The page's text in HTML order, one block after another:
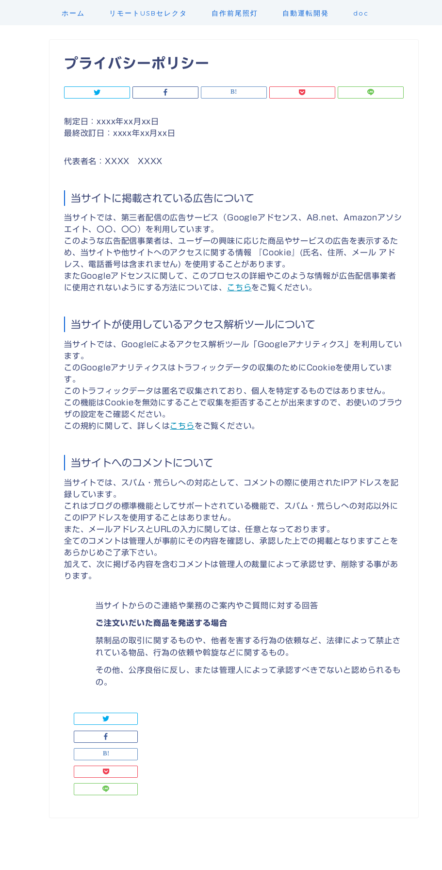
ホーム リモートUSBセレクタ 自作前尾照灯 自動運転開発 doc
プライバシーポリシー
制定日：xxxx年xx月xx日
最終改訂日：xxxx年xx月xx日
代表者名：XXXX XXXX
当サイトに掲載されている広告について
当サイトでは、第三者配信の広告サービス（Googleアドセンス、A8.net、Amazonアソシ
エイト、〇〇、〇〇）を利用しています。
このような広告配信事業者は、ユーザーの興味に応じた商品やサービスの広告を表示するた
め、当サイトや他サイトへのアクセスに関する情報 『Cookie』(氏名、住所、メール アド
レス、電話番号は含まれません) を使用することがあります。
またGoogleアドセンスに関して、このプロセスの詳細やこのような情報が広告配信事業者
に使用されないようにする方法については、
こちらをご覧ください。
当サイトが使用しているアクセス解析ツールについて
当サイトでは、Googleによるアクセス解析ツール「Googleアナリティクス」を利用してい
ます。
このGoogleアナリティクスはトラフィックデータの収集のためにCookieを使用していま
す。
このトラフィックデータは匿名で収集されており、個人を特定するものではありません。
この機能はCookieを無効にすることで収集を拒否することが出来ますので、お使いのブラウ
ザの設定をご確認ください。
この規約に関して、詳しくはこちらをご覧ください。
当サイトへのコメントについて
当サイトでは、スパム・荒らしへの対応として、コメントの際に使用されたIPアドレスを記
録しています。
これはブログの標準機能としてサポートされている機能で、スパム・荒らしへの対応以外に
このIPアドレスを使用することはありません。
また、メールアドレスとURLの入力に関しては、任意となっております。
全てのコメントは管理人が事前にその内容を確認し、承認した上での掲載となりますことを
あらかじめご了承下さい。
加えて、次に掲げる内容を含むコメントは管理人の裁量によって承認せず、削除する事があ
ります。
当サイトからのご連絡や業務のご案内やご質問に対する回答
ご注文いだいた商品を発送する場合
禁制品の取引に関するものや、他者を害する行為の依頼など、法律によって禁止さ
れている物品、行為の依頼や斡旋などに関するもの。
その他、公序良俗に反し、または管理人によって承認すべきでないと認められるも
の。